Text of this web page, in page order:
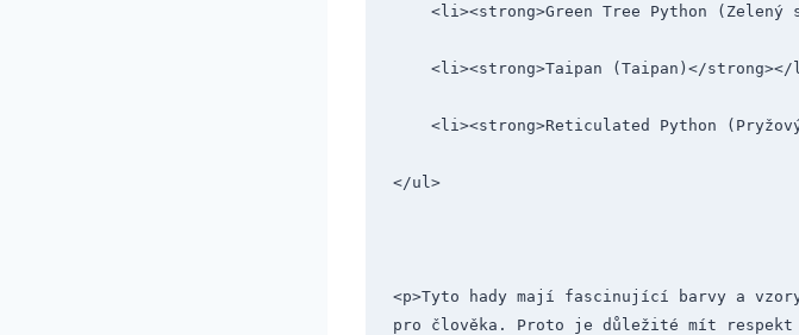
<li><strong>Green Tree Python
<li><strong>Taipan (Taipan)</strong></
<li><strong>Reticulated Python
</ul>
<p>Tyto hady mají fascinující barvy a
pro člověka. Proto je důležité mít respekt